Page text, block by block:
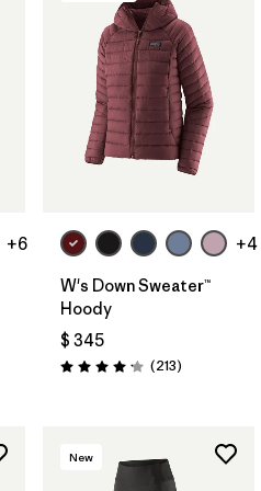
+6 +4
W's Down Sweater™
Hoody
$ 345
Valoración: 4.2 / 5
(213Comentarios
)
New